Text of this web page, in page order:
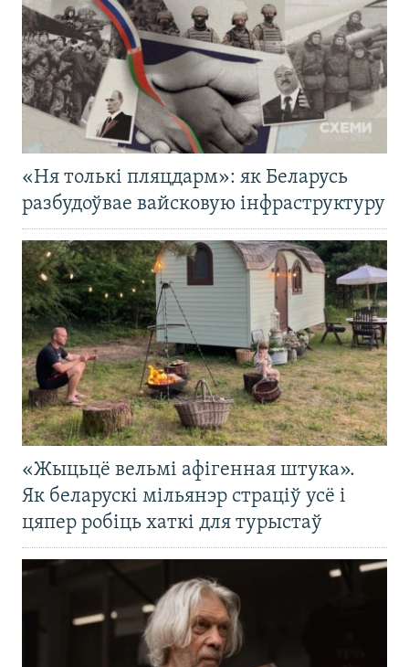
«Ня толькі пляцдарм»: як Беларусь
разбудоўвае вайсковую інфраструктуру
«Жыцьцё вельмі афігенная штука».
Як беларускі мільянэр страціў усё і
цяпер робіць хаткі для турыстаў